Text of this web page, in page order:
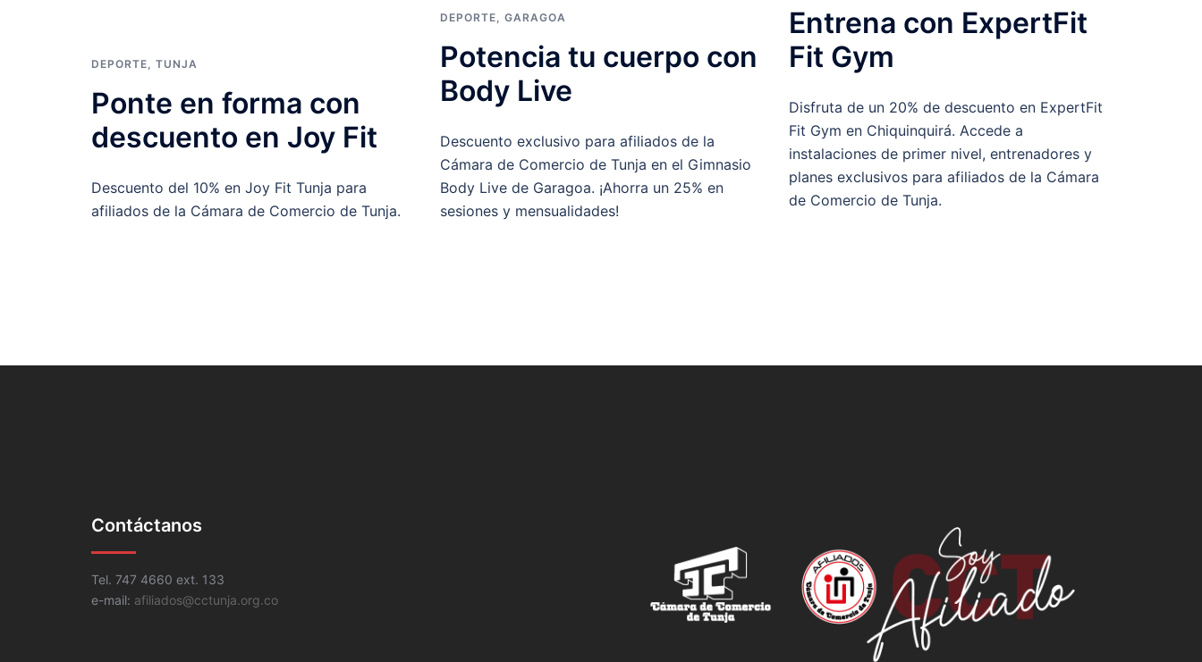
DEPORTE, TUNJA
Ponte en forma con
descuento en Joy Fit
Descuento del 10% en Joy Fit Tunja para
afiliados de la Cámara de Comercio de Tunja.
DEPORTE, GARAGOA
Potencia tu cuerpo con
Body Live
Descuento exclusivo para afiliados de la
Cámara de Comercio de Tunja en el Gimnasio
Body Live de Garagoa. ¡Ahorra un 25% en
sesiones y mensualidades!
Entrena con ExpertFit
Fit Gym
Disfruta de un 20% de descuento en ExpertFit
Fit Gym en Chiquinquirá. Accede a
instalaciones de primer nivel, entrenadores y
planes exclusivos para afiliados de la Cámara
de Comercio de Tunja.
Contáctanos
Tel. 747 4660 ext. 133
e-mail: afiliados@cctunja.org.co